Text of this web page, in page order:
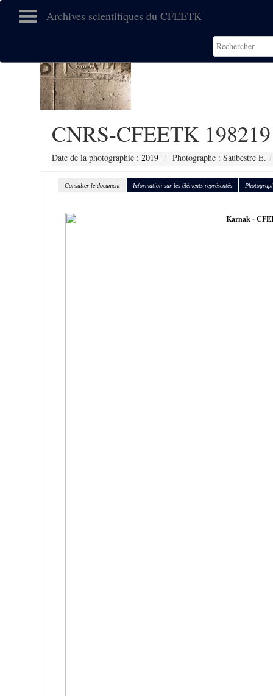
Archives scientifiques du CFEETK
CNRS-CFEETK 198219
Date de la photographie : 2019 Photographe : Saubestre E.
Consulter le document Information sur les éléments représentés